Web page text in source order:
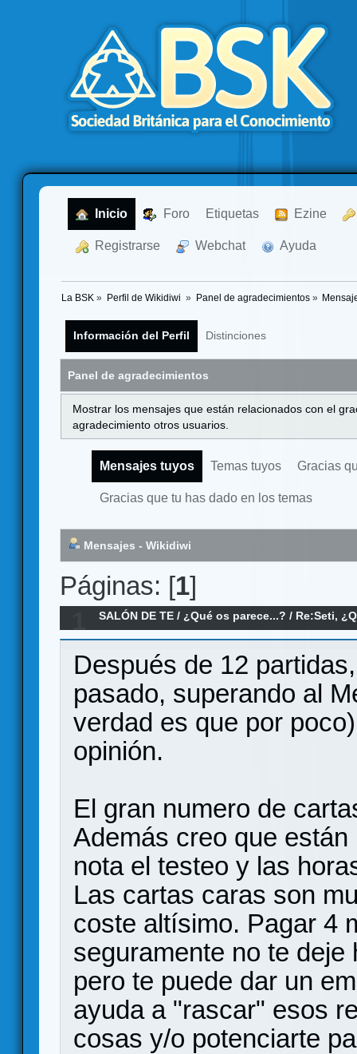
Inicio Foro Etiquetas Ezine
Registrarse Webchat Ayuda
La BSK » Perfil de Wikidiwi » Panel de agradecimientos»
Información del Perfil Distinciones
Panel de agradecimientos
Mostrar los mensajes que están relacionados con el
agradecimiento otros usuarios.
Mensajes tuyos Temas tuyos Gracias
Gracias que tu has dado en los temas
Mensajes - Wikidiwi
Páginas: [1]
SALÓN DE TE /¿Qué os parece...? / Re:Seti,
Después de 12
pasado, superando al
verdad es que por
opinión.
El gran numero de
Además creo que
nota el testeo y las
Las cartas caras son
coste altísimo. Pagar 4
seguramente no te
pero te puede dar un
ayuda a "rascar" esos
cosas y/o potenciarte